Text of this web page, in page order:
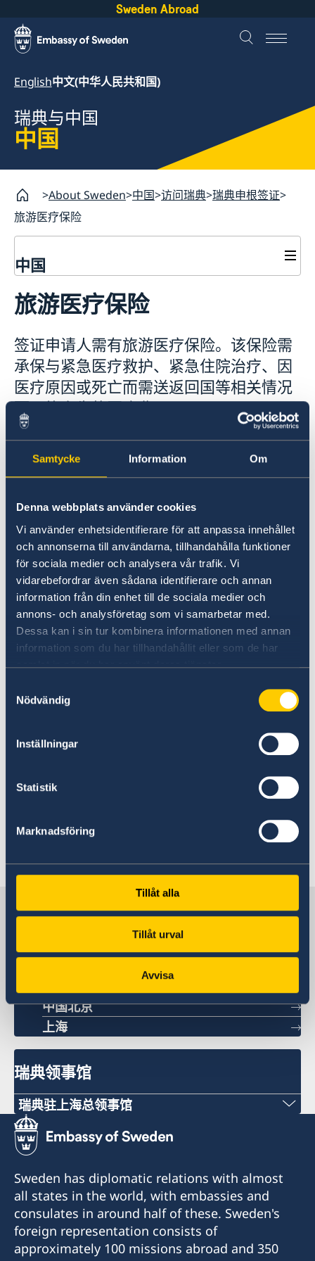
Samtycke Information Om
Denna webbplats använder cookies
Vi använder enhetsidentifierare för att anpassa innehållet
och annonserna till användarna, tillhandahålla funktioner
för sociala medier och analysera vår trafik. Vi
vidarebefordrar även sådana identifierare och annan
information från din enhet till de sociala medier och
annons- och analysföretag som vi samarbetar med.
Dessa kan i sin tur kombinera informationen med annan
information som du har tillhandahållit eller som de har
samlat in när du har använt deras tjänster.
Nödvändig
Inställningar
Statistik
Marknadsföring
Tillåt alla
Tillåt urval
Avvisa
Sweden Abroad
English中文(中华人民共和国)
瑞典与中国
中国
About Sweden 中国 访问瑞典 瑞典申根签证
旅游医疗保险
中国
瑞典申根签证
申诉
访问超过 90 天 - 探访居留许可及D签证
在瑞典学习
在瑞典工作
在瑞典家庭团聚
ADS 签证 - 团体旅游签证
费用
录取生物信息
领取居留许可卡
欧盟公民家庭成员
商业与贸易
贸易与推广
医疗保健/生命科学
瑞典可持续运输解决方案
企业社会责任(CSR)中心
瑞典与中国贸易
贸易障碍
旅游医疗保险
签证申请人需有旅游医疗保险。该保险需
承保与紧急医疗救护、紧急住院治疗、因
医疗原因或死亡而需送返回国等相关情况
而可能产生的医疗费用。
投保总额至少为 30 000 欧元，并在所有申根区国家
及全程停留时间内有效。
您在申请时需提供旅游医疗保险证明，并应在旅程
中携带该保险凭证，因为可能需要在入境检查站等
地点出示该证明。
免除保险
某些职业群体可免除保险要求，因其工作原因已使
他们具有类似的保险。
其他免除医疗保险要求的人士包括：
外交护照持有者
非瑞典欧盟公民的亲属，例如其
- 丈夫或妻子
- 普通法配偶
- 年龄较大但经济上仍依赖父母的子女
瑞典在中国
瑞典驻华大使馆
中国北京
上海
瑞典领事馆
瑞典驻上海总领事馆
电话
+86 21 5359 9610
电子邮件
generalkonsulat.shanghai@gov.se
传真
Sweden has diplomatic relations with almost
all states in the world, with embassies and
consulates in around half of these. Sweden's
foreign representation consists of
approximately 100 missions abroad and 350